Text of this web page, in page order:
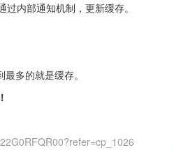
内部通知机制，更新缓存。
多的就是缓存。